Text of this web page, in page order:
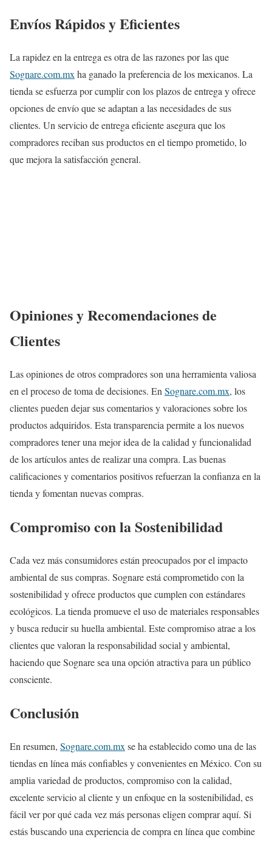
Envíos Rápidos y Eficientes
La rapidez en la entrega es otra de las razones por las que
Sognare.com.mx ha ganado la preferencia de los mexicanos. La
tienda se esfuerza por cumplir con los plazos de entrega y ofrece
opciones de envío que se adaptan a las necesidades de sus
clientes. Un servicio de entrega eficiente asegura que los
compradores reciban sus productos en el tiempo prometido, lo
que mejora la satisfacción general.
Opiniones y Recomendaciones de
Clientes
Las opiniones de otros compradores son una herramienta valiosa
en el proceso de toma de decisiones. En Sognare.com.mx, los
clientes pueden dejar sus comentarios y valoraciones sobre los
productos adquiridos. Esta transparencia permite a los nuevos
compradores tener una mejor idea de la calidad y funcionalidad
de los artículos antes de realizar una compra. Las buenas
calificaciones y comentarios positivos refuerzan la confianza en la
tienda y fomentan nuevas compras.
Compromiso con la Sostenibilidad
Cada vez más consumidores están preocupados por el impacto
ambiental de sus compras. Sognare está comprometido con la
sostenibilidad y ofrece productos que cumplen con estándares
ecológicos. La tienda promueve el uso de materiales responsables
y busca reducir su huella ambiental. Este compromiso atrae a los
clientes que valoran la responsabilidad social y ambiental,
haciendo que Sognare sea una opción atractiva para un público
consciente.
Conclusión
En resumen, Sognare.com.mx se ha establecido como una de las
tiendas en línea más confiables y convenientes en México. Con su
amplia variedad de productos, compromiso con la calidad,
excelente servicio al cliente y un enfoque en la sostenibilidad, es
fácil ver por qué cada vez más personas eligen comprar aquí. Si
estás buscando una experiencia de compra en línea que combine